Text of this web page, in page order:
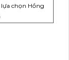
chọn Hồng